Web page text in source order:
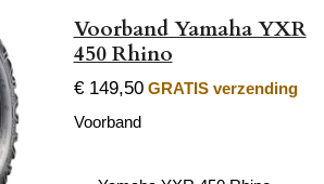
Voorband Yamaha YXR
450 Rhino
€ 149,50 GRATIS verzending
Voorband